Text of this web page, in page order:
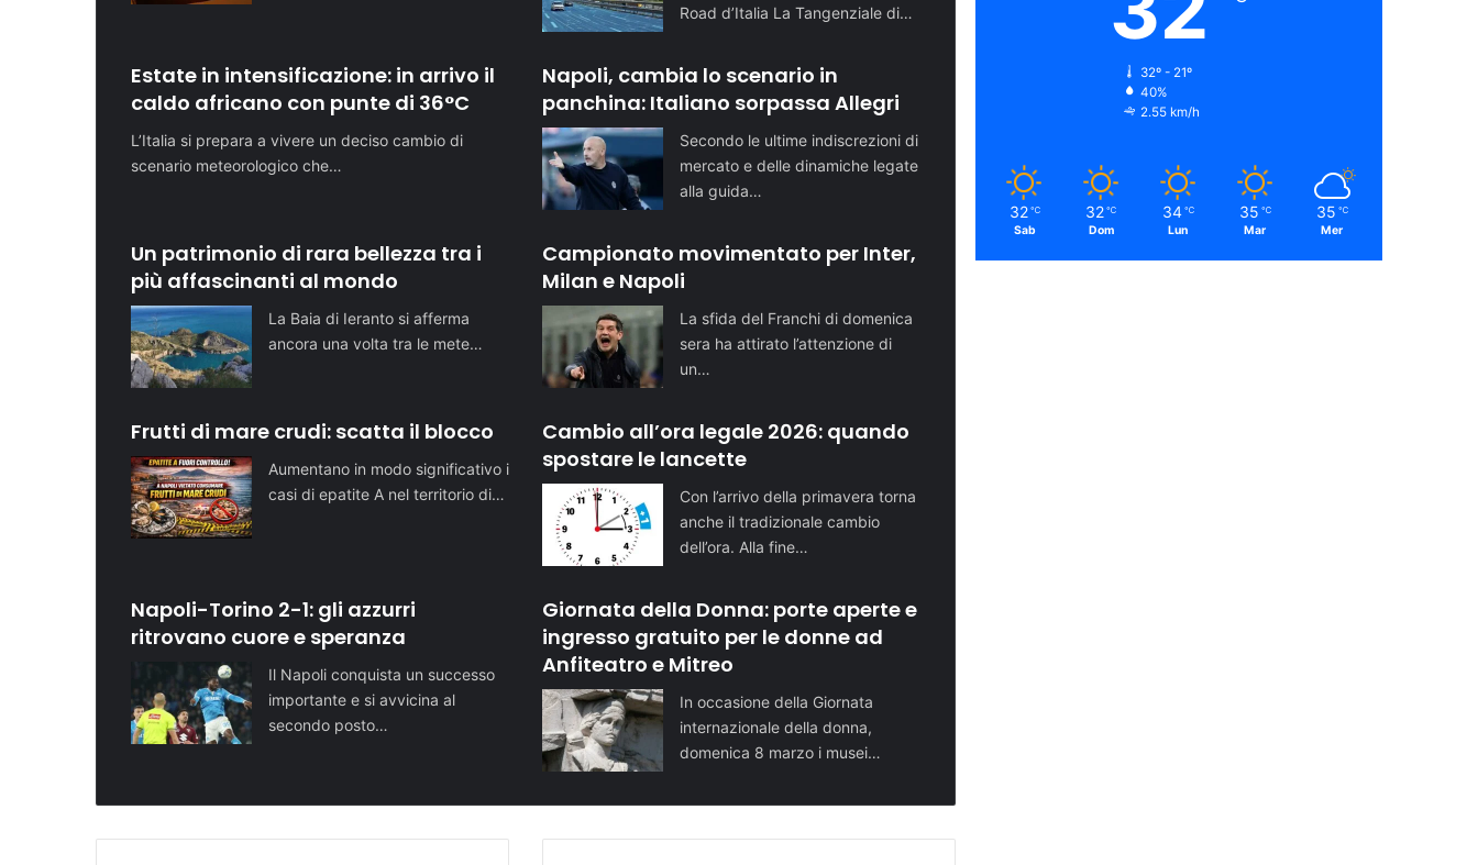
Road d’Italia La Tangenziale di…
Estate in intensificazione: in arrivo il
caldo africano con punte di 36°C
L’Italia si prepara a vivere un deciso cambio di
scenario meteorologico che…
Napoli, cambia lo scenario in
panchina: Italiano sorpassa Allegri
Secondo le ultime indiscrezioni di
mercato e delle dinamiche legate
alla guida…
Un patrimonio di rara bellezza tra i
più affascinanti al mondo
La Baia di Ieranto si afferma
ancora una volta tra le mete…
Campionato movimentato per Inter,
Milan e Napoli
La sfida del Franchi di domenica
sera ha attirato l’attenzione di
un…
Frutti di mare crudi: scatta il blocco
Aumentano in modo significativo i
casi di epatite A nel territorio di…
Cambio all’ora legale 2026: quando
spostare le lancette
Con l’arrivo della primavera torna
anche il tradizionale cambio
dell’ora. Alla fine…
Napoli-Torino 2-1: gli azzurri
ritrovano cuore e speranza
Il Napoli conquista un successo
importante e si avvicina al
secondo posto…
Giornata della Donna: porte aperte e
ingresso gratuito per le donne ad
Anfiteatro e Mitreo
In occasione della Giornata
internazionale della donna,
domenica 8 marzo i musei…
32º - 21º
40%
2.55 km/h
32 ℃
Sab
32 ℃
Dom
34 ℃
Lun
35 ℃
Mar
35 ℃
Mer